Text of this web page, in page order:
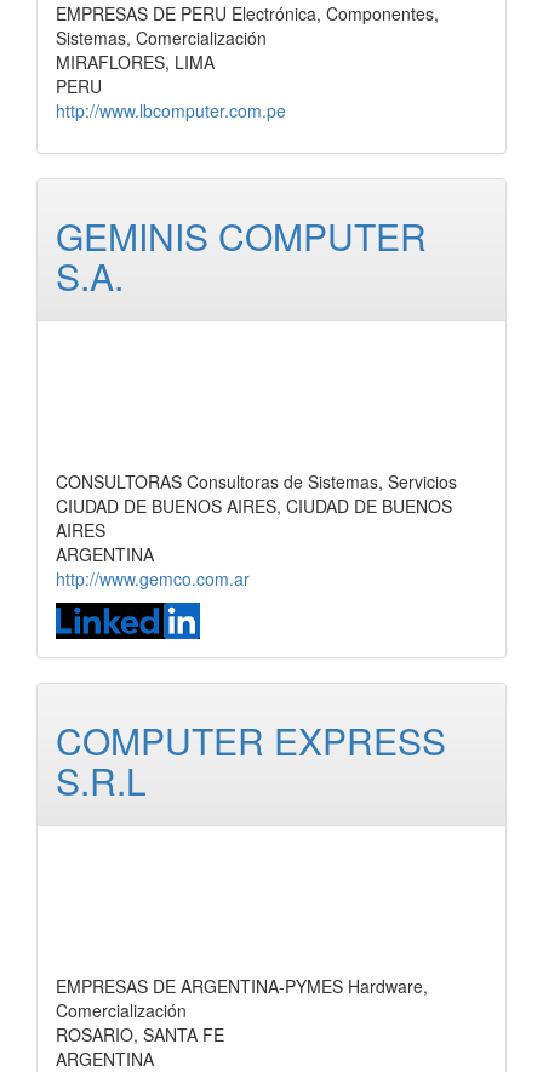
EMPRESAS DE PERU Electrónica, Componentes,
Sistemas, Comercialización
MIRAFLORES, LIMA
PERU
http://www.lbcomputer.com.pe
GEMINIS COMPUTER
S.A.
CONSULTORAS Consultoras de Sistemas, Servicios
CIUDAD DE BUENOS AIRES, CIUDAD DE BUENOS
AIRES
ARGENTINA
http://www.gemco.com.ar
COMPUTER EXPRESS
S.R.L
EMPRESAS DE ARGENTINA-PYMES Hardware,
Comercialización
ROSARIO, SANTA FE
ARGENTINA